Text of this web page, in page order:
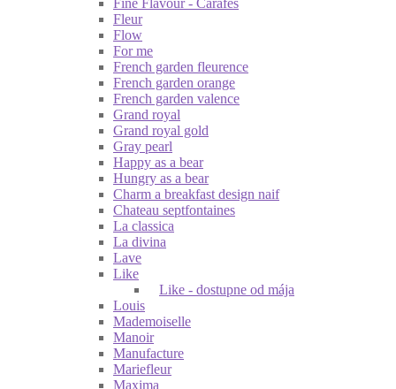
Fleur
Flow
For me
French garden fleurence
French garden orange
French garden valence
Grand royal
Grand royal gold
Gray pearl
Happy as a bear
Hungry as a bear
Charm a breakfast design naif
Chateau septfontaines
La classica
La divina
Lave
Like
Like - dostupne od mája
Louis
Mademoiselle
Manoir
Manufacture
Mariefleur
Maxima